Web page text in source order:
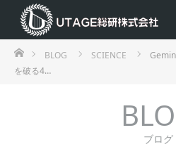
ホームBLOG SCIENCE
を破る4…
ブログ